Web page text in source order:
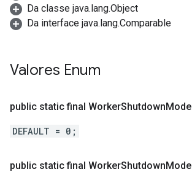
Da classe java.lang.Object
Da interface java.lang.Comparable
Valores Enum
public static final WorkerShutdownMode
DEFAULT = 0;
public static final WorkerShutdownMode